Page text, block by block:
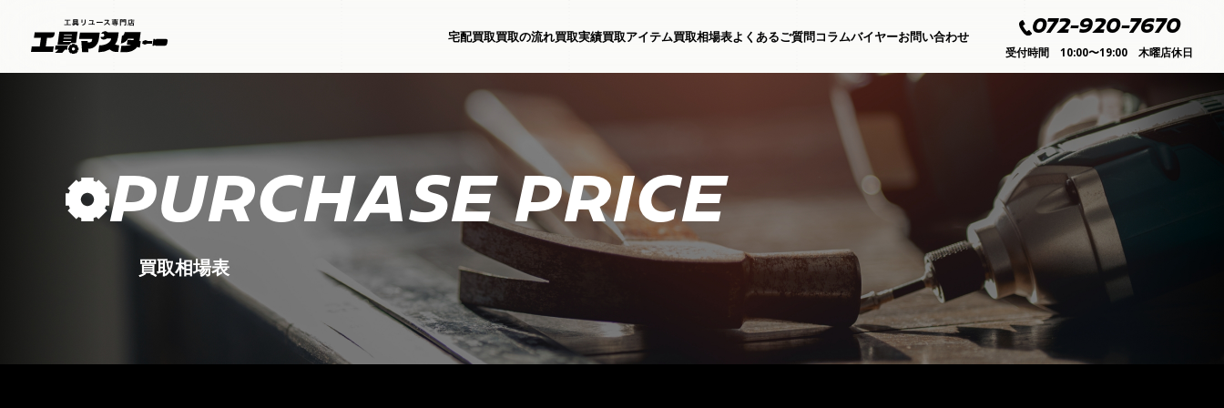
宅配買取買取の流れ買取実績買取アイテム買取相場表よくあるご質問コラムバイヤーお問い合わせ 072-920-7670
受付時間 10:00〜19:00 木曜店休日
PURCHASE PRICE
買取相場表